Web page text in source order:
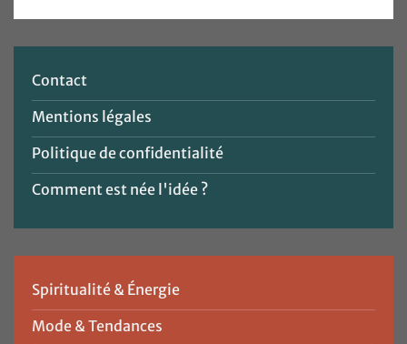
Contact
Mentions légales
Politique de confidentialité
Comment est née l'idée ?
Spiritualité & Énergie
Mode & Tendances